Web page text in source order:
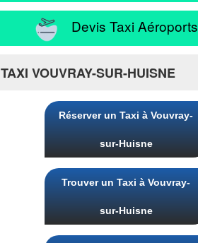
Devis Taxi Aéroports
TAXI VOUVRAY-SUR-HUISNE
Réserver un Taxi à Vouvray-
sur-Huisne
Trouver un Taxi à Vouvray-
sur-Huisne